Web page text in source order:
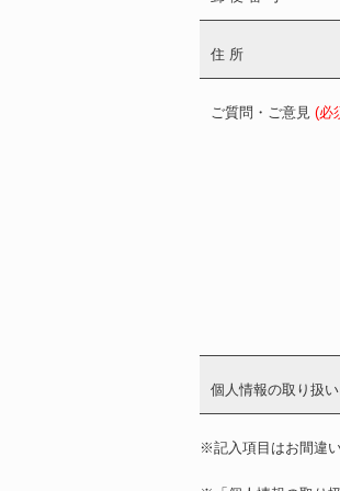
Ⅱ．受託業務に
4．個人情報の第
貴殿は弊社に対
第三者への提供
住 所
ご質問・ご意見 (必
個人情報の取り扱
※記入項目はお間違